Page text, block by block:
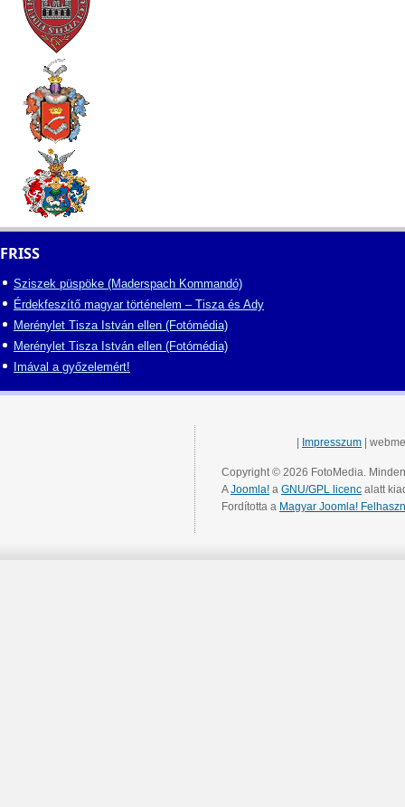
FRISS
Sziszek püspöke (Maderspach Kommandó)
Érdekfeszítő magyar történelem – Tisza és Ady
Merénylet Tisza István ellen (Fotómédia)
Merénylet Tisza István ellen (Fotómédia)
Imával a győzelemért!
Impresszum |
Copyright © 2026 FotoMedia.
AJoomla! a GNU/GPL licenc alatt
Fordította a Magyar Joomla!